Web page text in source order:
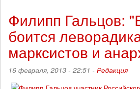
потребовали
защитников
общежитий
Филипп Гальцов:
боится
марксистов и
16 февраля, 2013 - 22:51 - Редакция